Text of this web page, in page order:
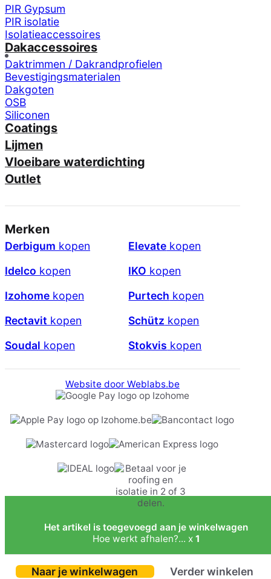
PIR Gypsum
PIR isolatie
Isolatieaccessoires
Dakaccessoires
Daktrimmen / Dakrandprofielen
Bevestigingsmaterialen
Dakgoten
OSB
Siliconen
Coatings
Lijmen
Vloeibare waterdichting
Outlet
Merken
Derbigum kopen Elevate kopen
Idelco kopen IKO kopen
Izohome kopen Purtech kopen
Rectavit kopen Schütz kopen
Soudal kopen Stokvis kopen
Website door Weblabs.be
Het artikel is toegevoegd aan je winkelwagen
Hoe werkt afhalen?... x 1
Naar je winkelwagen Verder winkelen